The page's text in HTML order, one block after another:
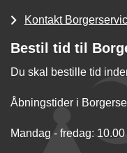
Kontakt
Bestil tid til
Du skal bestille tid
Åbningstider i
Mandag - fredag: